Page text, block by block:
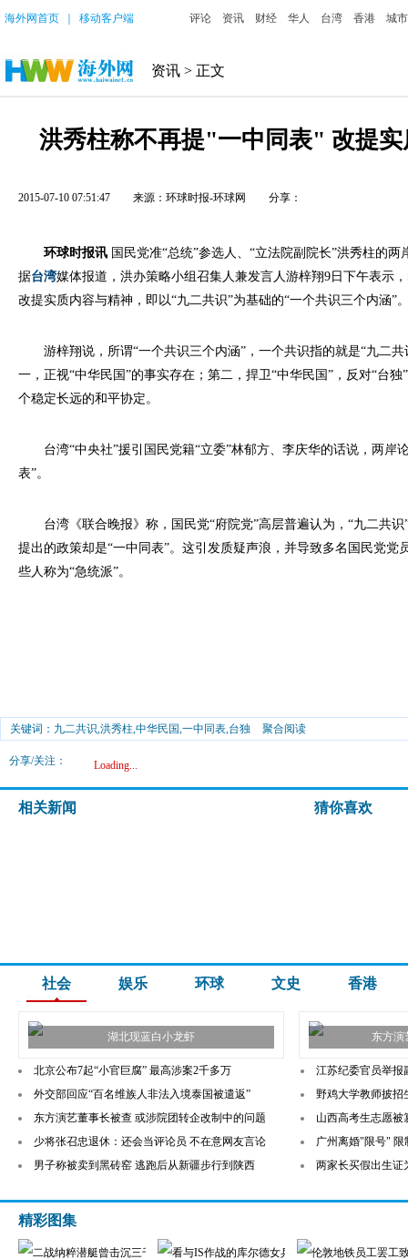
海外网首页 移动客户端 评论 资讯 财经 华人 台湾 香港 城市
资讯 > 正文
洪秀柱称不再提"一中同表" 改提实
2015-07-10 07:51:47 来源：环球时报-环球网 分享：
环球时报讯 国民党准“总统”参选人、“立法院副院长”洪秀柱的
据台湾媒体报道，洪办策略小组召集人兼发言人游梓翔9日下午表示
改提实质内容与精神，即以“九二共识”为基础的“一个共识三个内涵”
游梓翔说，所谓“一个共识三个内涵”，一个共识指的就是“九二共
一，正视“中华民国”的事实存在；第二，捍卫“中华民国”，反对“台
个稳定长远的和平协定。
台湾“中央社”援引国民党籍“立委”林郁方、李庆华的话说，两岸
表”。
台湾《联合晚报》称，国民党“府院党”高层普遍认为，“九二共识
提出的政策却是“一中同表”。这引发质疑声浪，并导致多名国民党党
些人称为“急统派”。
关键词：九二共识,洪秀柱,中华民国,一中同表,台独 聚合阅读
分享/关注： Loading...
相关新闻 猜你喜欢
社会 娱乐 环球 文史 香港
湖北现蓝白小龙虾 东方演
北京公布7起“小官巨腐” 最高涉案2千多万
外交部回应“百名维族人非法入境泰国被遣返”
东方演艺董事长被查 或涉院团转企改制中的问题
少将张召忠退休：还会当评论员 不在意网友言论
男子称被卖到黑砖窑 逃跑后从新疆步行到陕西
江苏纪委官员举报
野鸡大学教师披招
山西高考生志愿被
广州离婚"限号" 限
两家长买假出生证
精彩图集